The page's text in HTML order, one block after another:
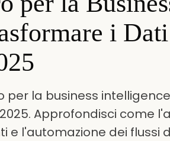
i
per la business
Approfondisci come
e l'automazione dei flussi